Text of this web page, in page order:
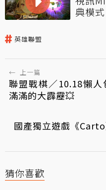
典模式
英雄聯盟
← 上一篇
聯盟戰棋／10.18懶
滿滿的大霹靂💥
國產獨立遊戲《
猜你喜歡